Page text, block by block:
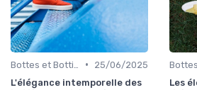
•
25/06/2025
L'élégance intemporelle des
Les